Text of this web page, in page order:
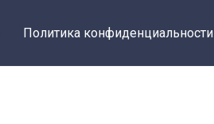
Политика конфиденциальности